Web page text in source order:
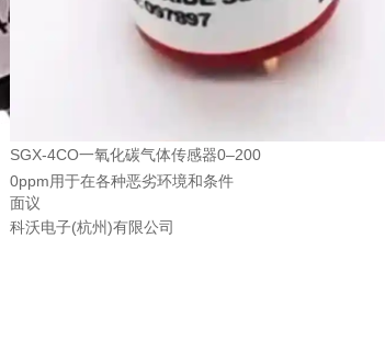
SGX-4CO一氧化碳气体传感器0–200
0ppm用于在各种恶劣环境和条件
面议
科沃电子(杭州)有限公司